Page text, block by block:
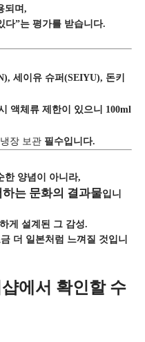
되며,
다”는 평가를 받습니다.
세이유 슈퍼(SEIYU), 돈키
액체류 제한이 있으니 100ml
냉장 보관 필수입니다.
한 양념이 아니라,
하는 문화의 결과물입니
게 설계된 그 감성.
더 일본처럼 느껴질 것입니
에서 확인할 수